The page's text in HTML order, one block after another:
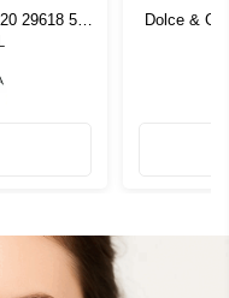
29618 57
Dolce &